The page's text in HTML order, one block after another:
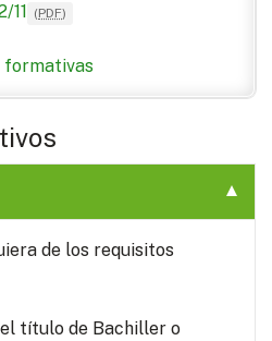
11 (PDF)
formativas
de los requisitos
título de Bachiller o